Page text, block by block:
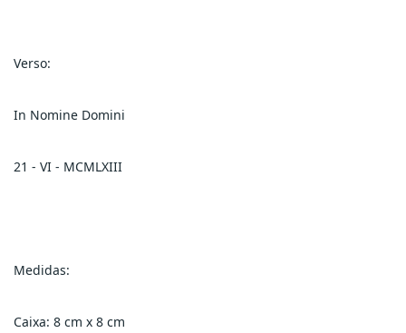
Verso:
In Nomine Domini
21 - VI - MCMLXIII
Medidas:
Caixa: 8 cm x 8 cm